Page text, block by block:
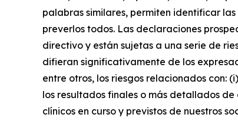
palabras similares, permiten identificar
preverlos todos. Las declaraciones
directivo y están sujetas a una serie de
difieran significativamente de los
entre otros, los riesgos relacionados con:
los resultados finales o más detallados
clínicos en curso y previstos de nuestros